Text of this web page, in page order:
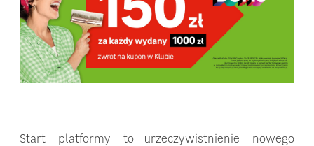
Start platformy to urzeczywistnienie nowego